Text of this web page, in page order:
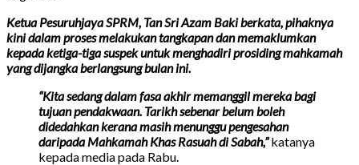
Ketua Pesuruhjaya SPRM, Tan Sri Azam Baki berkata, pihaknya
kini dalam proses melakukan tangkapan dan memaklumkan
kepada ketiga-tiga suspek untuk menghadiri prosiding mahkamah
yang dijangka berlangsung bulan ini.
“Kita sedang dalam fasa akhir memanggil mereka bagi
tujuan pendakwaan. Tarikh sebenar belum boleh
didedahkan kerana masih menunggu pengesahan
daripada Mahkamah Khas Rasuah di Sabah,”katanya
kepada media pada Rabu.